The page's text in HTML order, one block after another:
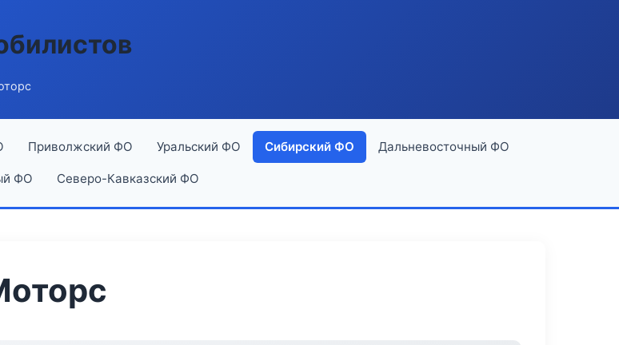
Приволжский ФО Уральский ФО Сибирский ФО Дальневосточный ФО
ФО Северо-Кавказский ФО